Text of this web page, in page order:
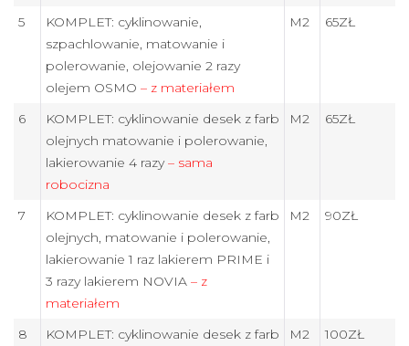
5
KOMPLET: cyklinowanie,
szpachlowanie, matowanie i
polerowanie, olejowanie 2 razy
olejem OSMO – z materiałem
M2 65ZŁ
6
KOMPLET: cyklinowanie desek z farb
olejnych matowanie i polerowanie,
lakierowanie 4 razy– sama
robocizna
M2 65ZŁ
7
KOMPLET: cyklinowanie desek z farb
olejnych, matowanie i polerowanie,
lakierowanie 1 raz lakierem PRIME i
3 razy lakierem NOVIA – z
materiałem
M2 90ZŁ
8
KOMPLET: cyklinowanie desek z farb
M2 100ZŁ